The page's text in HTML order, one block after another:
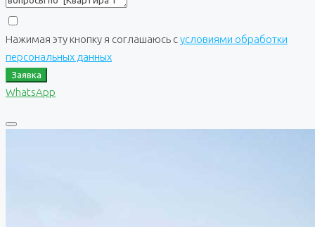
Нажимая эту кнопку я соглашаюсь сусловиями обработки
персональных данных
Заявка
WhatsApp